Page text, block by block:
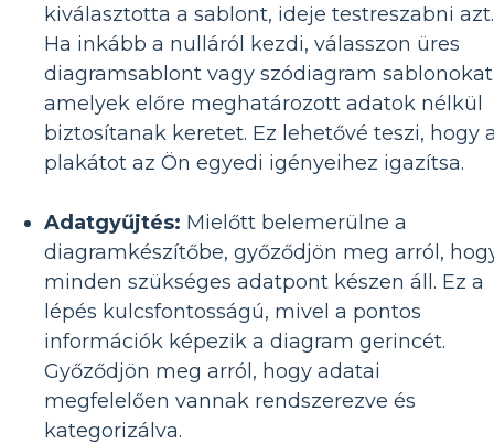
kiválasztotta a sablont, ideje testreszabni azt.
Ha inkább a nulláról kezdi, válasszon üres
diagramsablont vagy szódiagram
amelyek előre meghatározott adatok nélkül
biztosítanak keretet. Ez lehetővé teszi, hogy
plakátot az Ön egyedi igényeihez igazítsa.
Adatgyűjtés: Mielőtt belemerülne a
diagramkészítőbe, győződjön meg arról,
minden szükséges adatpont készen áll. Ez a
lépés kulcsfontosságú, mivel a pontos
információk képezik a diagram gerincét.
Győződjön meg arról, hogy adatai
megfelelően vannak rendszerezve és
kategorizálva.